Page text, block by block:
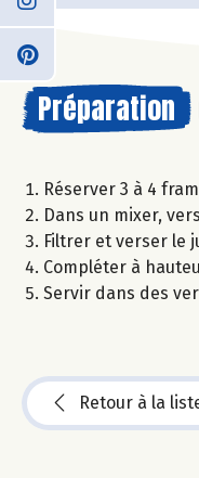
Préparation
Réserver 3 à 4
Dans un mixer,
Filtrer et verser le
Compléter à
Servir dans des
Retour à la